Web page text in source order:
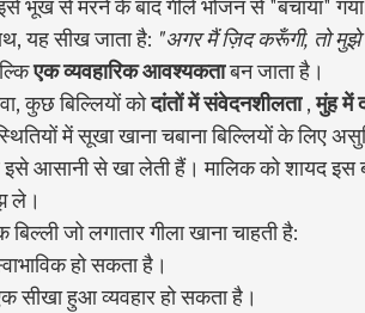
भूख से मरने के बाद गीले भोजन से "बचाया"
यह सीख जाता है: "अगर मैं ज़िद करूँगी, तो मुझे
एक व्यवहारिक आवश्यकता बन जाता है।
कुछ बिल्लियों को दांतों में संवेदनशीलता , मुंह में
में सूखा खाना चबाना बिल्लियों के लिए
इसे आसानी से खा लेती हैं। मालिक को शायद
ले।
बिल्ली जो लगातार गीला खाना चाहती है:
हो सकता है।
सीखा हुआ व्यवहार हो सकता है।